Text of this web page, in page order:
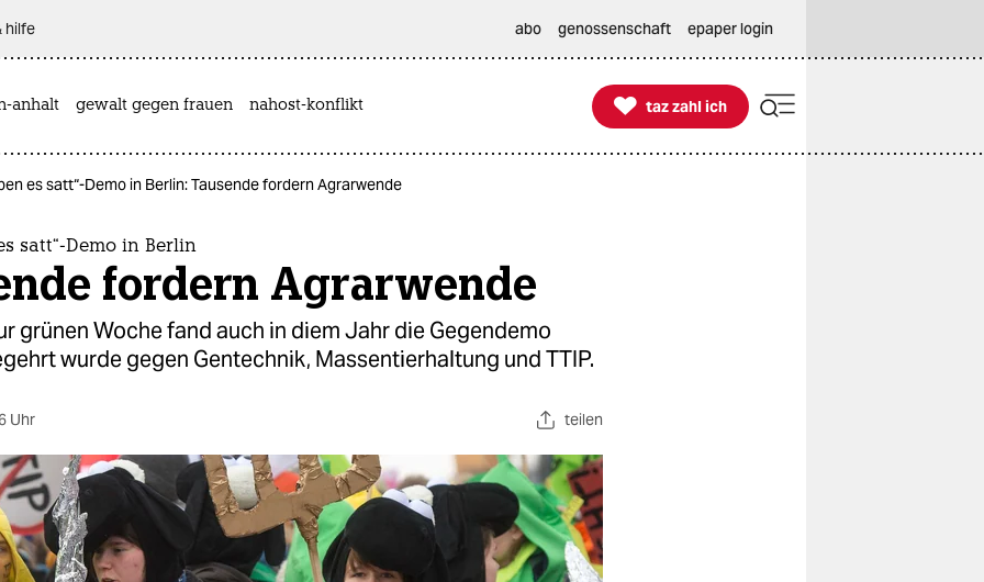
hilfe abo genossenschaft epaper login
anhalt gewalt gegen frauen nahost-konflikt 
taz zahl ich
taz zahl ich
es satt“-Demo in Berlin: Tausende fordern Agrarwende
satt“-Demo in Berlin
fordern Agrarwende
grünen Woche fand auch in diem Jahr die Gegendemo
wurde gegen Gentechnik, Massentierhaltung und TTIP.
Uhr teilen